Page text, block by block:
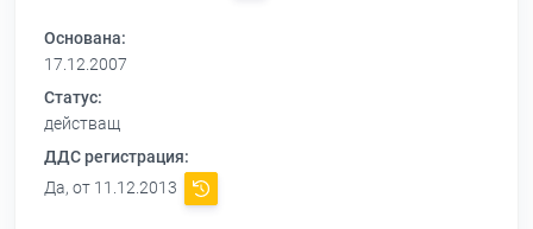
Основана:
17.12.2007
Статус:
действащ
ДДС регистрация:
Да, от 11.12.2013